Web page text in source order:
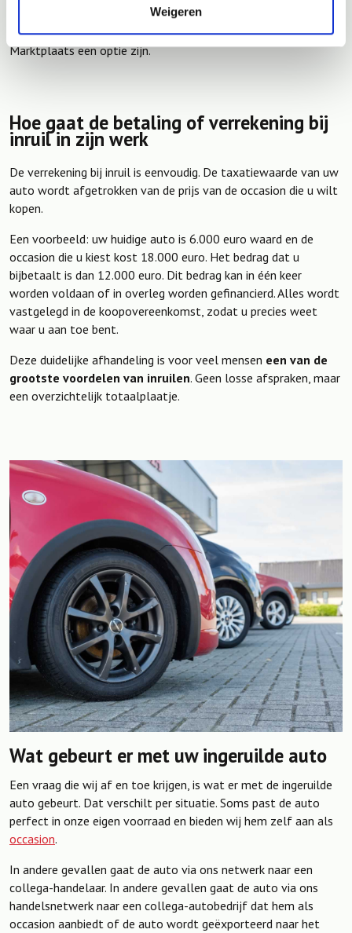
Weigeren
een logische keuze. Wilt u zelf de regie houden en bent u bereid
tijd te investeren, dan kan verkopen via bijvoorbeeld
Marktplaats een optie zijn.
Hoe gaat de betaling of verrekening bij
inruil in zijn werk
De verrekening bij inruil is eenvoudig. De taxatiewaarde van uw
auto wordt afgetrokken van de prijs van de occasion die u wilt
kopen.
Een voorbeeld: uw huidige auto is 6.000 euro waard en de
occasion die u kiest kost 18.000 euro. Het bedrag dat u
bijbetaalt is dan 12.000 euro. Dit bedrag kan in één keer
worden voldaan of in overleg worden gefinancierd. Alles wordt
vastgelegd in de koopovereenkomst, zodat u precies weet
waar u aan toe bent.
Deze duidelijke afhandeling is voor veel mensen een van de
grootste voordelen van inruilen. Geen losse afspraken, maar
een overzichtelijk totaalplaatje.
Wat gebeurt er met uw ingeruilde auto
Een vraag die wij af en toe krijgen, is wat er met de ingeruilde
auto gebeurt. Dat verschilt per situatie. Soms past de auto
perfect in onze eigen voorraad en bieden wij hem zelf aan als
occasion.
In andere gevallen gaat de auto via ons netwerk naar een
collega-handelaar. In andere gevallen gaat de auto via ons
handelsnetwerk naar een collega-autobedrijf dat hem als
occasion aanbiedt of de auto wordt geëxporteerd naar het